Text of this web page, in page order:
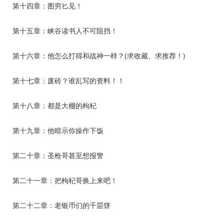
第十四章：图穷匕见！
第十五章：峡谷读书人不可阻挡！
第十六章：他怎么打得和战神一样？(求收藏、求推荐！)
第十七章：废砖？谁乱写的资料！！
第十八章：都是大棚的枸杞
第十九章：他暗示你操作下饭
第二十章：圣枪哥甚至想报警
第二十一章：把枸杞哥换上来吧！
第二十二章：老银币们的千层饼